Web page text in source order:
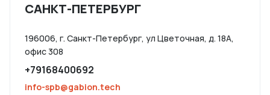
САНКТ-ПЕТЕРБУРГ
196006, г. Санкт-Петербург, ул Цветочная, д. 18А,
офис 308
+79168400692
info-spb@gabion.tech